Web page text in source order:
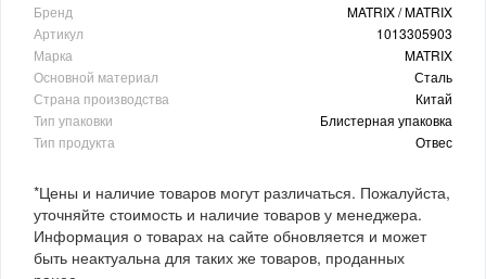
Бренд
MATRIX / MATRIX
Артикул
1013305903
Марка
MATRIX
Основной материал
Сталь
Страна производства
Китай
Тип упаковки
Блистерная упаковка
Тип продукта
Отвес
*Цены и наличие товаров могут различаться. Пожалуйста,
уточняйте стоимость и наличие товаров у менеджера.
Информация о товарах на сайте обновляется и может
быть неактуальна для таких же товаров, проданных